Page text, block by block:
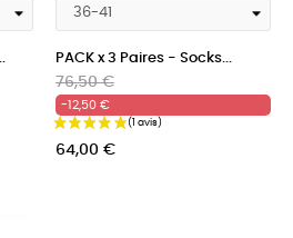
PACK x 3 Paires - Socks...
Prix
habituel
76,50 €
-12,50 €
Prix
64,00 €